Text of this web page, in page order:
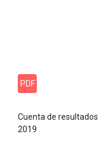
PDF
Cuenta de resultados
2019